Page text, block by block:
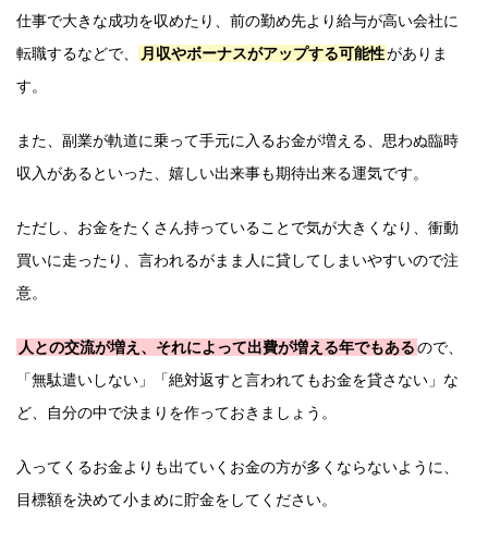
仕事で大きな成功を収めたり、前の勤め先より給与が高い会社に
転職するなどで、
月収やボーナスがアップする可能性がありま
す。
また、副業が軌道に乗って手元に入るお金が増える、思わぬ臨時
収入があるといった、嬉しい出来事も期待出来る運気です。
ただし、お金をたくさん持っていることで気が大きくなり、衝動
買いに走ったり、言われるがまま人に貸してしまいやすいので注
意。
人との交流が増え、それによって出費が増える年でもあるので、
「無駄遣いしない」「絶対返すと言われてもお金を貸さない」な
ど、自分の中で決まりを作っておきましょう。
入ってくるお金よりも出ていくお金の方が多くならないように、
目標額を決めて小まめに貯金をしてください。